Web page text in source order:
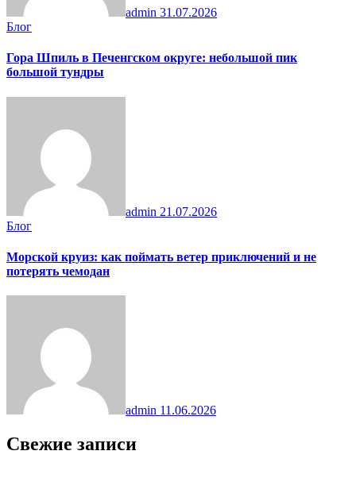
admin 31.07.2026
Блог
Гора Шпиль в Печенгском округе: небольшой пик
большой тундры
admin 21.07.2026
Блог
Морской круиз: как поймать ветер приключений и не
потерять чемодан
admin 11.06.2026
Свежие записи